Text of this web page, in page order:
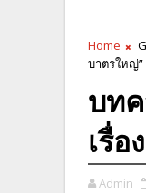
Home
บาตรใหญ่”
บท
เรื่
Admin